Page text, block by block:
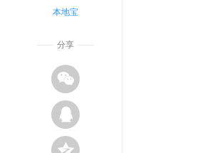
本地宝
分享